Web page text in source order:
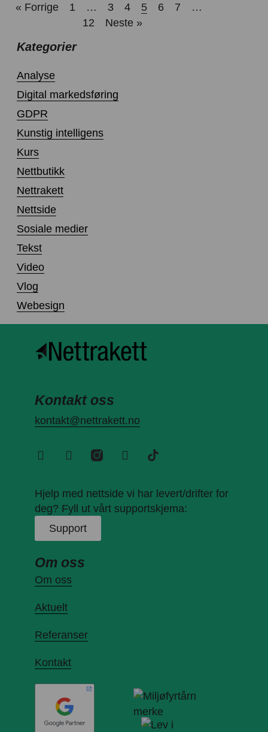
« Forrige 1 … 3 4 5 6 7
…
12
Neste »
Kategorier
Analyse
Digital markedsføring
GDPR
Kunstig intelligens
Kurs
Nettbutikk
Nettrakett
Nettside
Sosiale medier
Tekst
Video
Vlog
Webesign
Kontakt oss
kontakt@nettrakett.no
Hjelp med nettside vi har levert/drifter for
deg? Fyll ut vårt supportskjema:
Support
Om oss
Om oss
Aktuelt
Referanser
Kontakt